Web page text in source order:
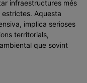
infraestructures més
Aquesta
implica serioses
territorials,
que sovint